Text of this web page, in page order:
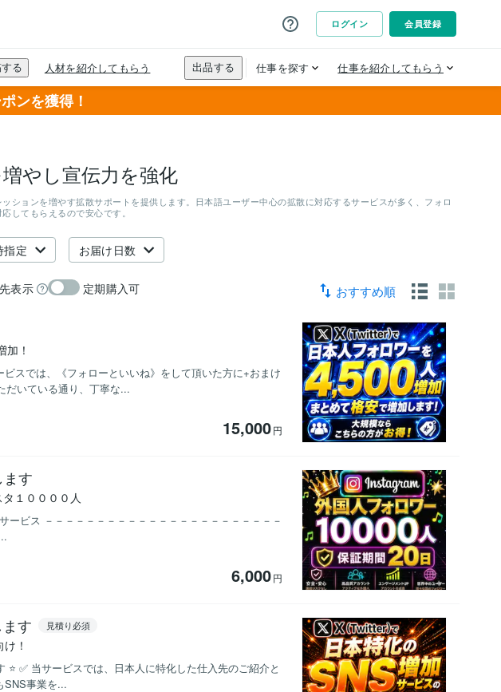
ンを獲得！
やし宣伝力を強化
ションを増やす拡散サポートを提供します。日本語ユーザー中心の拡散に対応するサービスが多く、フォロ
してもらえるので安心です。
指定 お届け日数
表示 定期購入可 おすすめ順
！
スでは、《フォローといいね》をして頂いた方に+おまけ
だいている通り、丁寧な...
15,000円
す
１００００人
ービス －－－－－－－－－－－－－－－－－－－－－－－
6,000円
す 見積り必須
！
✅ 当サービスでは、日本人に特化した仕入先のご紹介と
SNS事業を...